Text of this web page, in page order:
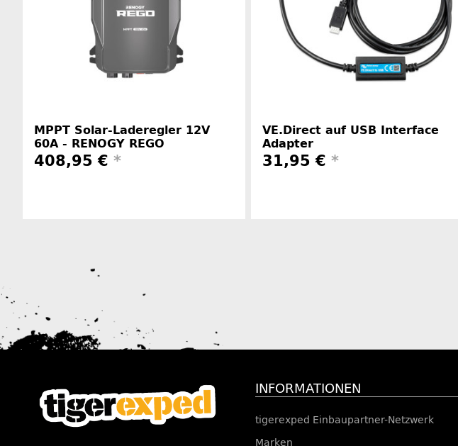
MPPT Solar-Laderegler 12V
60A - RENOGY REGO
408,95 € *
VE.Direct auf USB Interface
Adapter
31,95 € *
INFORMATIONEN
tigerexped Einbaupartner-Netzwerk
Marken